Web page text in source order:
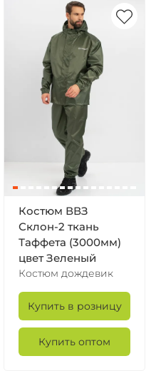
Костюм ВВЗ
Склон-2 ткань
Таффета (3000мм)
цвет Зеленый
Костюм дождевик
Купить в розницу
Купить оптом